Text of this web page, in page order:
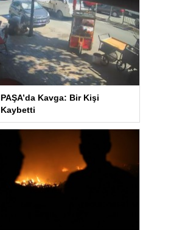
Kavga: Bir Kişi
Kaybetti